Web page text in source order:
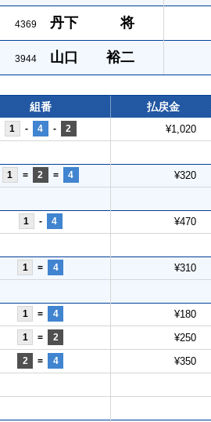
4369 丹下 将
3944 山口 裕二
組番 払戻金
1 - 4 - 2 ¥1,020
1 = 2 = 4 ¥320
1 - 4 ¥470
1 = 4 ¥310
1 = 4 ¥180
1 = 2 ¥250
2 = 4 ¥350